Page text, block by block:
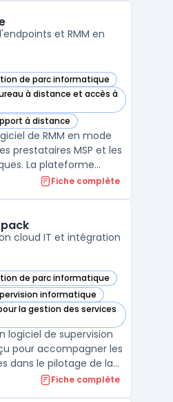
disposant d'au moins
et RMM en
de parc informatique
cette catégorie
à distance et accès à
cette catégorie
à distance
cette catégorie
mode
prestataires MSP et les
La plateforme
des postes et
depuis une
Fiche complète
cloud IT et intégration
de parc informatique
cette catégorie
informatique
cette catégorie
la gestion des services
cette catégorie
logiciel de supervision
pour accompagner les
dans le pilotage de la
continuité desFiche complète